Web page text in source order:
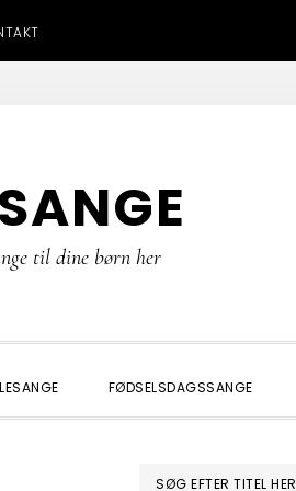
til dine børn her
FØDSELSDAGSSANGE
SØG EFTER TITEL HER